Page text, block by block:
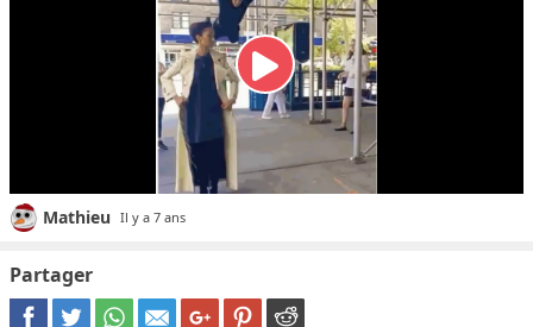
Mathieu Il y a 7 ans
Partager